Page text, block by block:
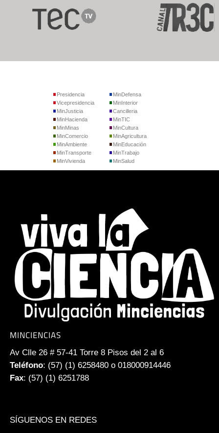
Presidencia
Vicepresidencia
MinJusticia
MinDefensa
MinInterior
Cancilleria
MinHacienda
MinMinas
MinComercio
MinTIC
MinCultura
MinAgricultura
MinAmbiente
MinTransporte
MinVivienda
MinEducación
MinTrabajo
MinSalud
MINCIENCIAS
Av Clle 26 # 57-41 Torre 8 Pisos del 2 al 6
Teléfono: (57) (1) 6258480 o 018000914446
Fax: (57) (1) 6251788
SÍGUENOS EN REDES